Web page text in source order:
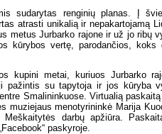
sudarytas renginių planas. Į
atrasti unikalią ir nepakartojamą
metus Jurbarko rajone ir už jo ribų
kūrybos vertę, parodančios, koks
kupini metai, kuriuos Jurbarko
pažintis su tapytoja ir jos kūryba
Smalininkuose. Virtualią
muziejaus menotyrininkė Marija
darbų apžiūra.
paskyroje.